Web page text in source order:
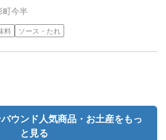
町今半
料 ソース・たれ
ウンド人気商品・お土産をもっ
と見る